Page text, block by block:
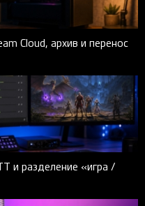
Cloud, архив и перенос
и разделение «игра /